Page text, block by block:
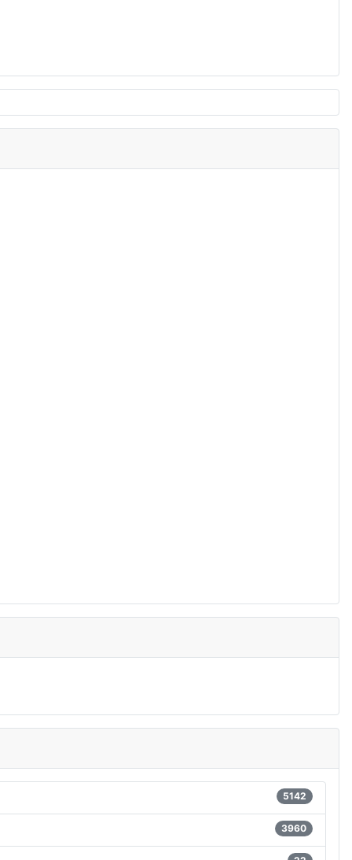
5142
3960